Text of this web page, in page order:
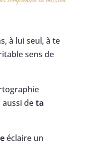
à lui seul, à te
sens de
deta
éclaire un